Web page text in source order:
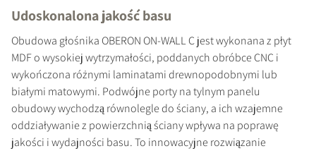
PORÓWNAJ PRODUKTY
Udoskonalona jakość basu
Obudowa głośnika OBERON ON-WALL C jest wykonana z płyt
MDF o wysokiej wytrzymałości, poddanych obróbce CNC i
wykończona różnymi laminatami drewnopodobnymi lub
białymi matowymi. Podwójne porty na tylnym panelu
obudowy wychodzą równolegle do ściany, a ich wzajemne
oddziaływanie z powierzchnią ściany wpływa na poprawę
jakości i wydajności basu. To innowacyjne rozwiązanie